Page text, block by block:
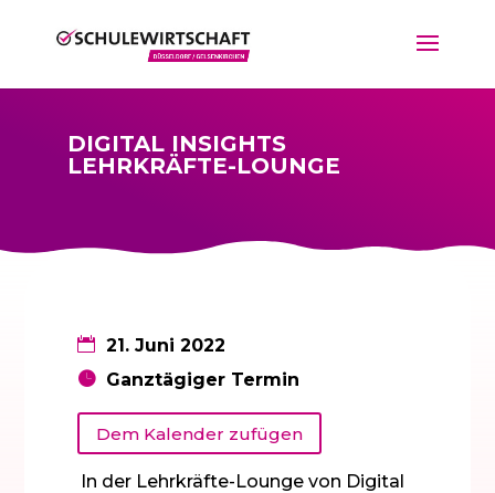
DIGITAL INSIGHTS
LEHRKRÄFTE-LOUNGE
21. Juni 2022
Ganztägiger Termin
Dem Kalender zufügen
In der Lehrkräfte-Lounge von Digital